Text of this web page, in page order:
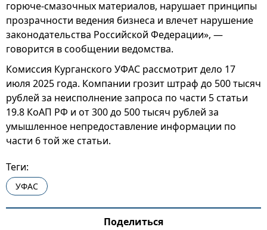
горюче-смазочных материалов, нарушает принципы
прозрачности ведения бизнеса и влечет нарушение
законодательства Российской Федерации», —
говорится в сообщении ведомства.
Комиссия Курганского УФАС рассмотрит дело 17
июля 2025 года. Компании грозит штраф до 500 тысяч
рублей за неисполнение запроса по части 5 статьи
19.8 КоАП РФ и от 300 до 500 тысяч рублей за
умышленное непредоставление информации по
части 6 той же статьи.
Теги:
УФАС
Поделиться